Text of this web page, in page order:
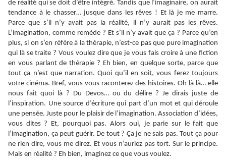
de réalité qui se doit d’être intégré. Tandis que l’imaginaire, on aurait
tendance à le chasser… jusque dans les rêves ! Et là je me marre.
Parce que s’il n’y avait pas la réalité, il n’y aurait pas les rêves.
L’imagination, comme remède ? Et s’il n’y avait que ça ? Parce qu’en
plus, si on s’en réfère à la thérapie, n’est-ce pas que pure imagination
qui là se traite ? Vous voulez dire que je vous fais croire à une fiction
en vous parlant de thérapie ? Eh bien, en quelque sorte, parce que
tout ça n’est que narration. Quoi qu’il en soit, vous ferez toujours
votre cinéma. Bref, vous vous raconterez des histoires. Oh là là… elle
nous fait quoi là ? Du Devos… ou du délire ? Je dirais juste de
l’inspiration. Une source d’écriture qui part d’un mot et qui déroule
une pensée. Juste pour le plaisir de l’imagination. Association d’idées,
vous dites ? Et, pourquoi pas. Alors oui, je parie sur le fait que
l’imagination, ça peut guérir. De tout ? Ça je ne sais pas. Tout ça pour
ne rien dire, vous me direz. Et vous n’auriez pas tort. Sur le principe.
Mais en réalité ? Eh bien, imaginez ce que vous voulez.